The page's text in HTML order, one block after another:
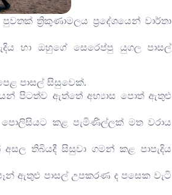
ත්‍රිකුණාමලය ප්‍රදේශයෙන් වාර්තා
හා ඔහුගේ සෙරෙප්පු යුගල පාසල්
පාසල් සිසුවෙක්.
පිටත්ව ඇත්තේ අභ්‍යාස පොත් ඇතුළු
කළ පැමිණිල්ලක් මත වරාය
තිබියදී සිසුවා ගමන් කළ පාපැදිය
ඇතුළු පාසල් උපකරණ ද පසෙක වැටි